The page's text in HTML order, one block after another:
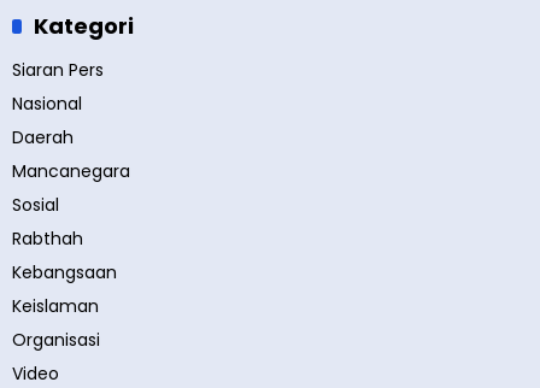
Kategori
Siaran Pers
Nasional
Daerah
Mancanegara
Sosial
Rabthah
Kebangsaan
Keislaman
Organisasi
Video